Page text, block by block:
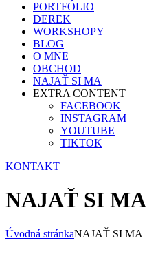
obsah
(stlačte
Enter)
Martin Laškody
PORTFÓLIO
DEREK
WORKSHOPY
BLOG
O MNE
OBCHOD
NAJAŤ SI MA
EXTRA CONTENT
FACEBOOK
INSTAGRAM
YOUTUBE
TIKTOK
KONTAKT
NAJAŤ SI MA
Úvodná stránkaNAJAŤ SI MA